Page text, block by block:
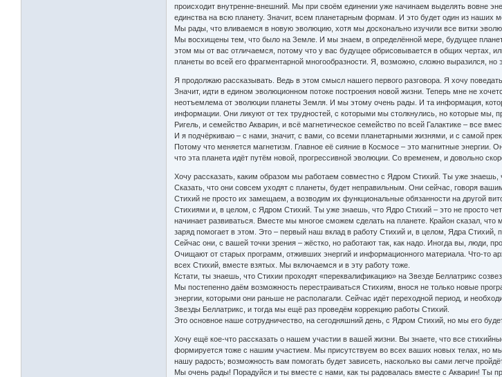
происходит внутренне-внешний. Мы при своём единении уже начинаем выделять вовне
единства на всю планету. Значит, всем планетарным формам. И это будет один из наших
Мы рады, что вливаемся в новую эволюцию, хотя мы досконально изучили все витки
Мы восхищены тем, что было на Земле. И мы знаем, в определённой мере, будущее
этом мы от вас отличаемся, потому что у вас будущее обрисовывается в общих чертах,
планеты во всей его фрагментарной многообразности. Я, возможно, сложно выразился, но
Я продолжаю рассказывать. Ведь в этом смысл нашего первого разговора. Я хочу
Значит, идти в едином эволюционном потоке построения новой жизни. Теперь мне не
неотъемлема от эволюции планеты Земля. И мы этому очень рады. И та информация,
информации. Они ликуют от тех трудностей, с которыми мы столкнулись, но которые мы,
Ригель, и семейство Акварин, и всё магнетическое семейство по всей Галактике – все
И я подчёркиваю – с нами, значит, с вами, со всеми планетарными жизнями, и с самой
Потому что меняется магнетизм. Главное её сияние в Космосе – это магнитные энергии.
что эта планета идёт путём новой, прогрессивной эволюции. Со временем, и довольно
Хочу рассказать, каким образом мы работаем совместно с Ядром Стихий. Ты уже знаешь,
Сказать, что они совсем уходят с планеты, будет неправильным. Они сейчас, говоря
Стихий не просто их замещаем, а возводим их функциональные обязанности на другой
Стихиями и, в целом, с Ядром Стихий. Ты уже знаешь, что Ядро Стихий – это не просто
начинает развиваться. Вместе мы многое сможем сделать на планете. Крайон сказал,
заряд помогает в этом. Это – первый наш вклад в работу Стихий и, в целом, Ядра Стихий,
Сейчас они, с вашей точки зрения – жёстко, но работают так, как надо. Иногда вы, люди,
Очищают от старых программ, отживших энергий и информационного материала. Что-то
всех Стихий, вместе взятых. Мы включаемся и в эту работу тоже.
Кстати, ты знаешь, что Стихии проходят «переквалификацию» на Звезде Беллатрикс
Мы постепенно даём возможность перестраиваться Стихиям, внося не только новые
энергии, которыми они раньше не располагали. Сейчас идёт переходной период, и
Звезды Беллатрикс, и тогда мы ещё раз проведём коррекцию работы Стихий.
Это основное наше сотрудничество, на сегодняшний день, с Ядром Стихий, но мы его
Хочу ещё кое-что рассказать о нашем участии в вашей жизни. Вы знаете, что все
формируется тоже с нашим участием. Мы присутствуем во всех ваших новых телах, но
нашу радость; возможность вам помогать будет зависеть, насколько вы сами легче
Мы очень рады! Порадуйся и ты вместе с нами, как ты радовалась вместе с Акварин! Ты